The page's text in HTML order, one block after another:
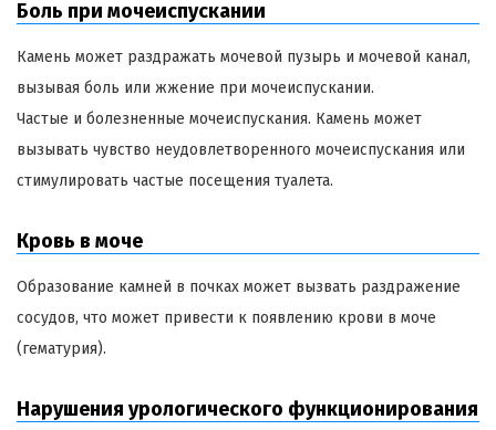
Боль при мочеиспускании
Камень может раздражать мочевой пузырь и мочевой канал,
вызывая боль или жжение при мочеиспускании.
Частые и болезненные мочеиспускания. Камень может
вызывать чувство неудовлетворенного мочеиспускания или
стимулировать частые посещения туалета.
Кровь в моче
Образование камней в почках может вызвать раздражение
сосудов, что может привести к появлению крови в моче
(гематурия).
Нарушения урологического функционирования